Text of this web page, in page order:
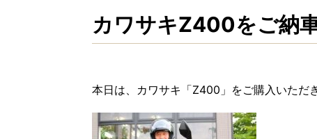
カワサキZ400をご納
本日は、カワサキ「Z400」をご購入いただ